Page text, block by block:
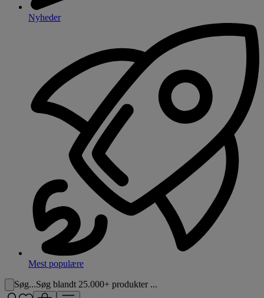
Nyheder
Mest populære
Søg...Søg blandt 25.000+ produkter ...